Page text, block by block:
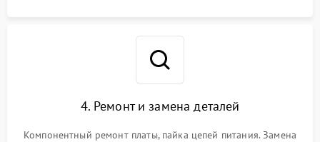
4. Ремонт и замена деталей
Компонентный ремонт платы, пайка цепей питания. Замена